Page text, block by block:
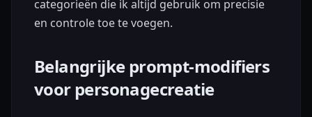
categorieën die ik altijd gebruik om precisie
en controle toe te voegen.
Belangrijke prompt-modifiers
voor personagecreatie